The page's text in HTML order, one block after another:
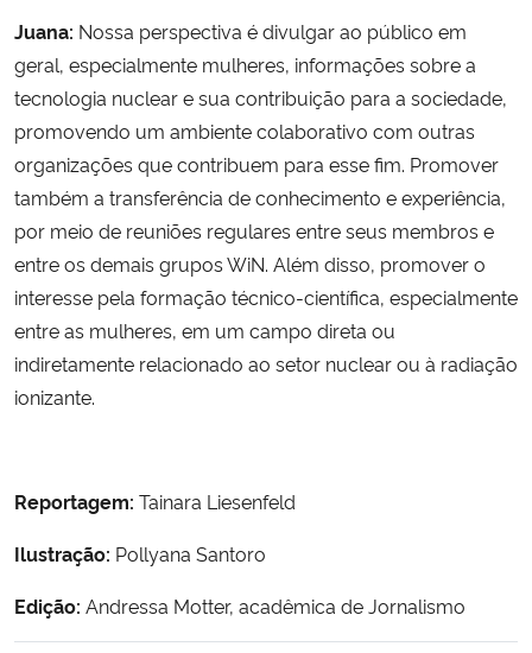
Juana: Nossa perspectiva é divulgar ao público em
geral, especialmente mulheres, informações sobre a
tecnologia nuclear e sua contribuição para a sociedade,
promovendo um ambiente colaborativo com outras
organizações que contribuem para esse fim. Promover
também a transferência de conhecimento e experiência,
por meio de reuniões regulares entre seus membros e
entre os demais grupos WiN. Além disso, promover o
interesse pela formação técnico-científica, especialmente
entre as mulheres, em um campo direta ou
indiretamente relacionado ao setor nuclear ou à radiação
ionizante.
Reportagem: Tainara Liesenfeld
Ilustração: Pollyana Santoro
Edição: Andressa Motter, acadêmica de Jornalismo